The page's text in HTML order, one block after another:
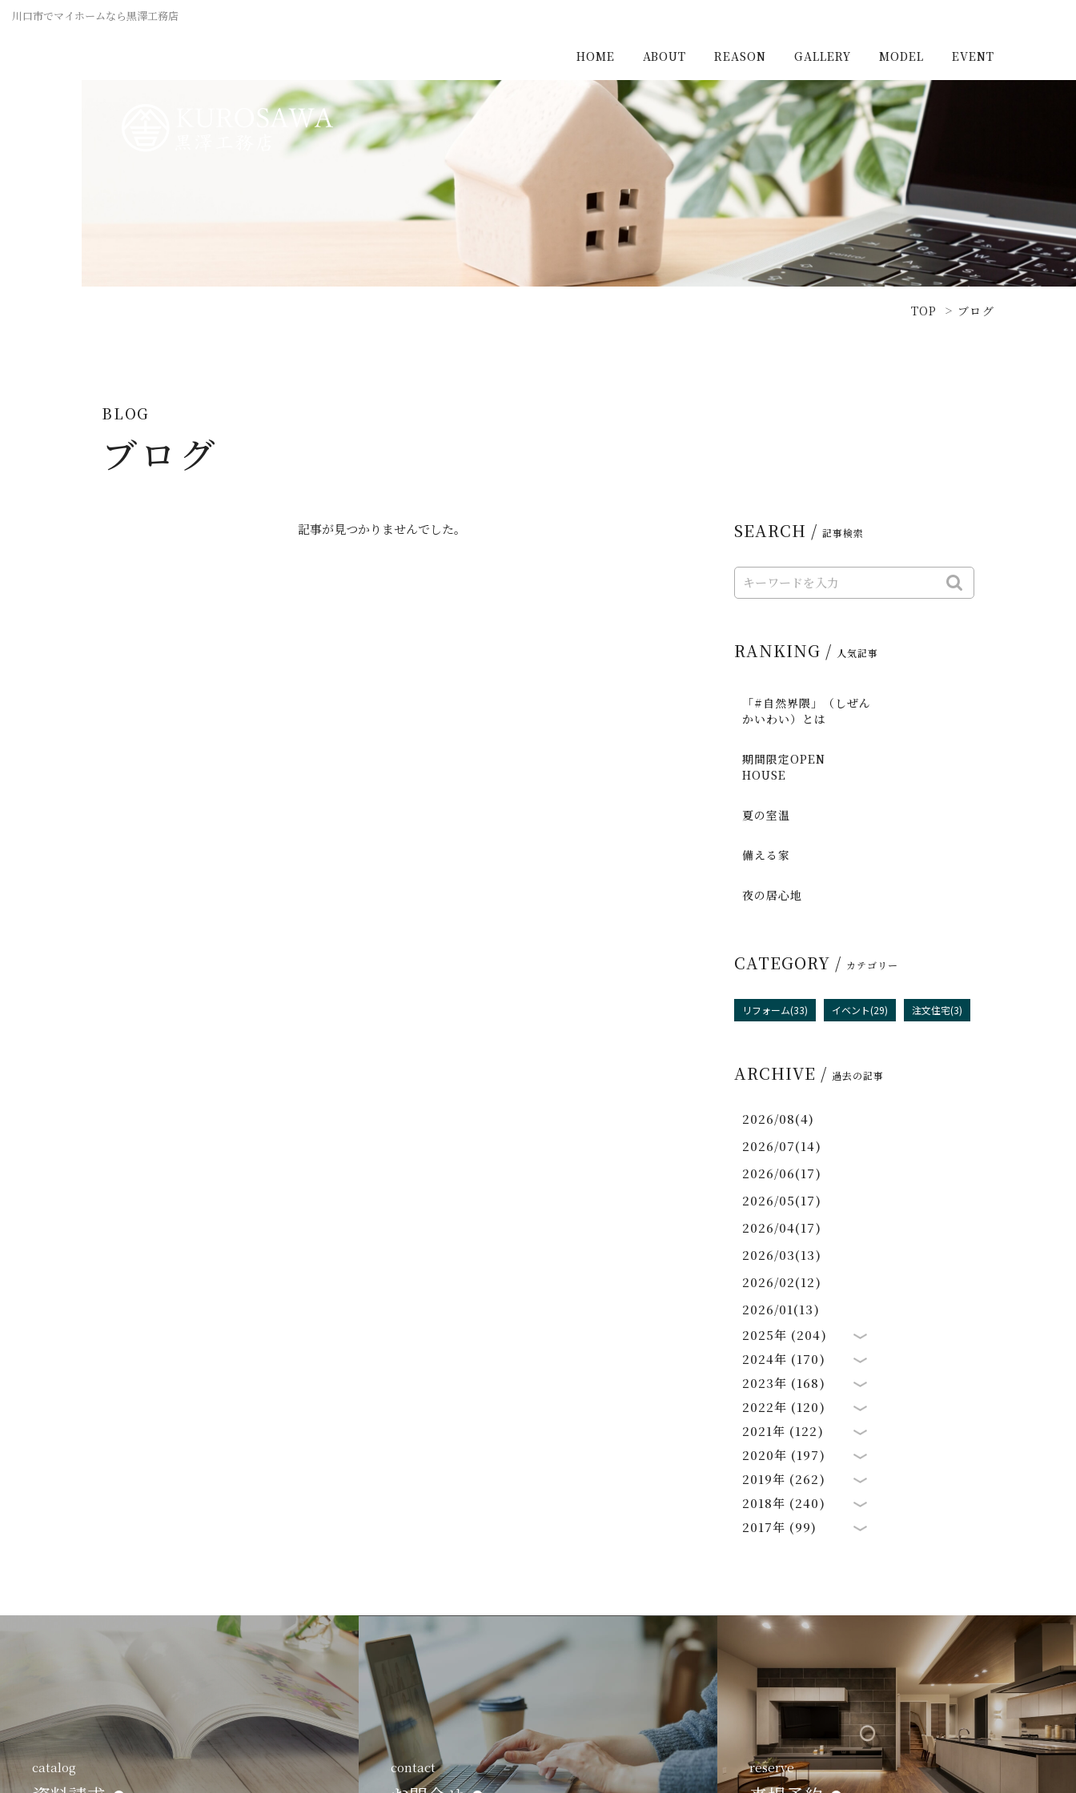
川口市でマイホームなら黒澤工務店
HOME ABOUT REASON GALLERY
施工実例（新築）
施工実例（リノベーショ
ン）
MODEL
浦和住宅公園
浦和住宅展示場Miraizu
大宮北ハウジングステージ
EVENT
TOP ブログ
BLOG
ブログ
記事が見つかりませんでした。 SEARCH / 記事検索
RANKING / 人気記事
「#自然界隈」（しぜん
かいわい）とは
期間限定OPEN
HOUSE
夏の室温
備える家
夜の居心地
CATEGORY / カテゴリー
リフォーム(33) イベント(29) 注文住宅(3)
ARCHIVE / 過去の記事
2026/08(4)
2026/07(14)
2026/06(17)
2026/05(17)
2026/04(17)
2026/03(13)
2026/02(12)
2026/01(13)
2025年 (204)
2024年 (170)
2023年 (168)
2022年 (120)
2021年 (122)
2020年 (197)
2019年 (262)
2018年 (240)
2017年 (99)
catalog contact reserve